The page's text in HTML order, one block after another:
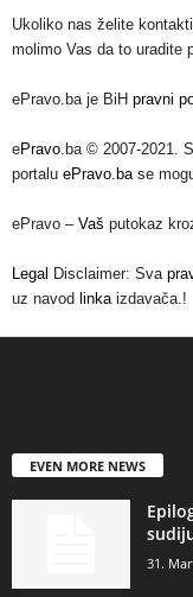
Ukoliko nas želite
molimo Vas da to uradite
ePravo.ba je BiH pravni
ePravo .ba © 2007-2021.
portalu ePravo.ba se
ePravo – Vaš putokaz
Legal Disclaimer: Sva
uz navod linka izdavača.!
EVEN MORE NEWS
31.